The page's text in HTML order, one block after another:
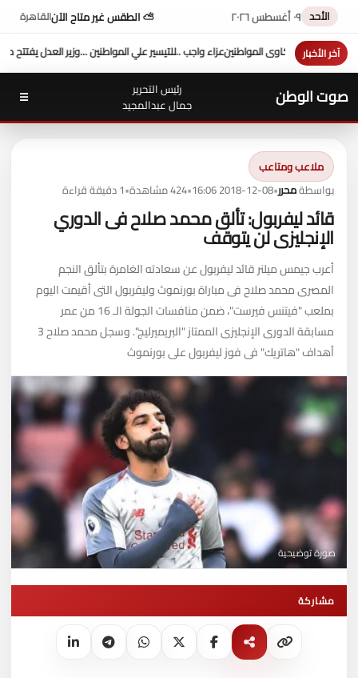
الأحد ٠٩ أغسطس ٢٠٢٦ ⛅ الطقس غير متاح الآنالقاهرة
آخر الأخبار
د. طه محمد أبو الشيخ يكتبعلي المواطنين ...وزير العدل يفتتح محكمة بورفؤاد الجزئية
صوت الوطن
رئيس التحرير
جمال عبدالمجيد
☰
ملاعب ومتاعب
بواسطةمحرر•
2018-12-08 16:06
•424 مشاهدة •1 دقيقة قراءة
قائد ليفربول: تألق محمد صلاح فى الدوري
الإنجليزى لن يتوقف
أعرب جيمس ميلنر قائد ليفربول عن سعادته الغامرة بتألق النجم
المصرى محمد صلاح فى مباراة بورنموث وليفربول التى أقيمت اليوم
بملعب "فيتنس فيرست"، ضمن منافسات الجولة الـ 16 من عمر
مسابقة الدورى الإنجليزى الممتاز "البريميرليج". وسجل محمد صلاح 3
أهداف "هاتريك" فى فوز ليفربول على بورنموث
صورة توضيحية
مشاركة